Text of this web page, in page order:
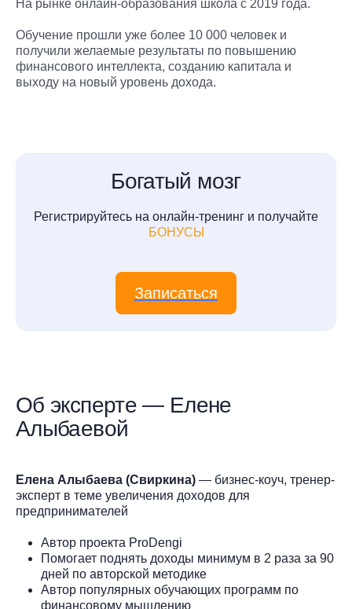
На рынке онлайн-образования школа с 2019 года.
Обучение прошли уже более 10 000 человек и
получили желаемые результаты по повышению
финансового интеллекта, созданию капитала и
выходу на новый уровень дохода.
Богатый мозг
Регистрируйтесь на онлайн-тренинг и получайте
БОНУСЫ
Записаться
Об эксперте — Елене
Алыбаевой
Елена Алыбаева (Свиркина) — бизнес-коуч, тренер-
эксперт в теме увеличения доходов для
предпринимателей
Автор проекта ProDengi
Помогает поднять доходы минимум в 2 раза за 90
дней по авторской методике
Автор популярных обучающих программ по
финансовому мышлению